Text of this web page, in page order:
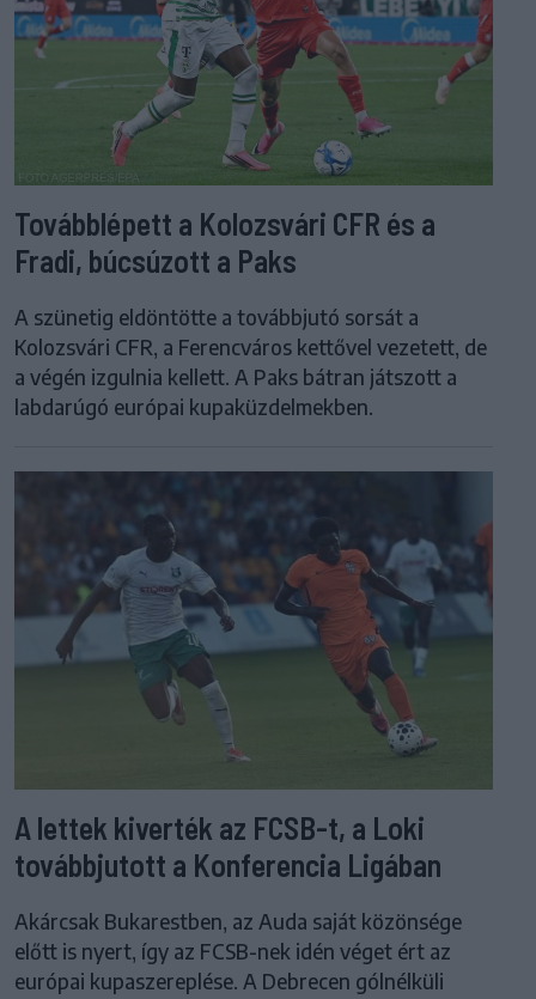
Továbblépett a Kolozsvári CFR és a
Fradi, búcsúzott a Paks
A szünetig eldöntötte a továbbjutó sorsát a
Kolozsvári CFR, a Ferencváros kettővel vezetett, de
a végén izgulnia kellett. A Paks bátran játszott a
labdarúgó európai kupaküzdelmekben.
A lettek kiverték az FCSB-t, a Loki
továbbjutott a Konferencia Ligában
Akárcsak Bukarestben, az Auda saját közönsége
előtt is nyert, így az FCSB-nek idén véget ért az
európai kupaszereplése. A Debrecen gólnélküli